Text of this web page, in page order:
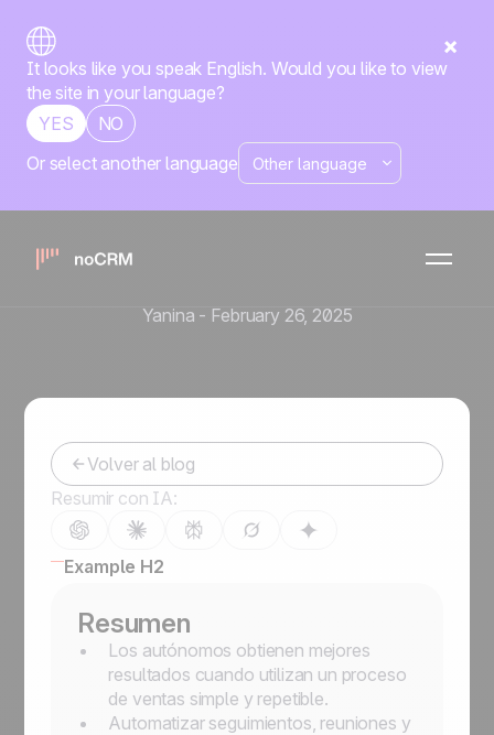
It looks like you speak English. Would you like to view
the site in your language?
YES
NO
Or select another language
Estrategia de ventas
Consejos de Ventas para
Solopreneurs: Gana Más
Yanina - February 26, 2025
Volver al blog
Resumir con IA:
Example H2
Resumen
Los autónomos obtienen mejores
resultados cuando utilizan un proceso
de ventas simple y repetible.
Automatizar seguimientos, reuniones y